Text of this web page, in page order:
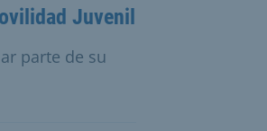
Juvenil
parte de su